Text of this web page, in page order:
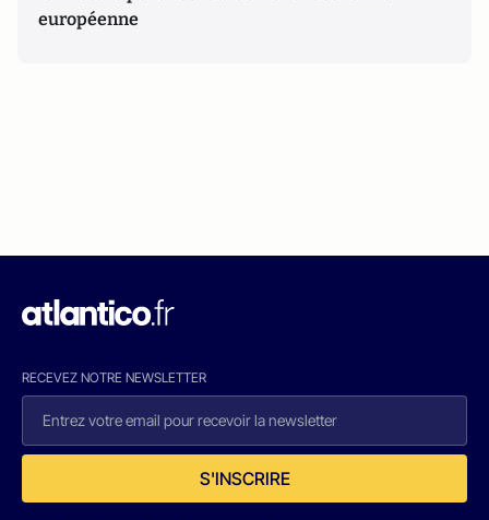
européenne
RECEVEZ NOTRE NEWSLETTER
S'INSCRIRE